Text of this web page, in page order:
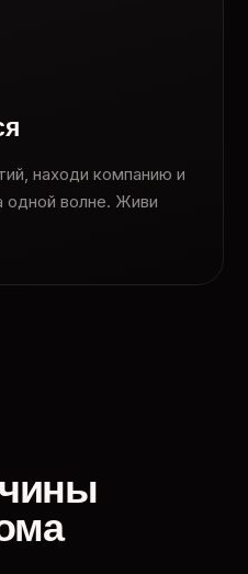
находи компанию и
одной волне. Живи